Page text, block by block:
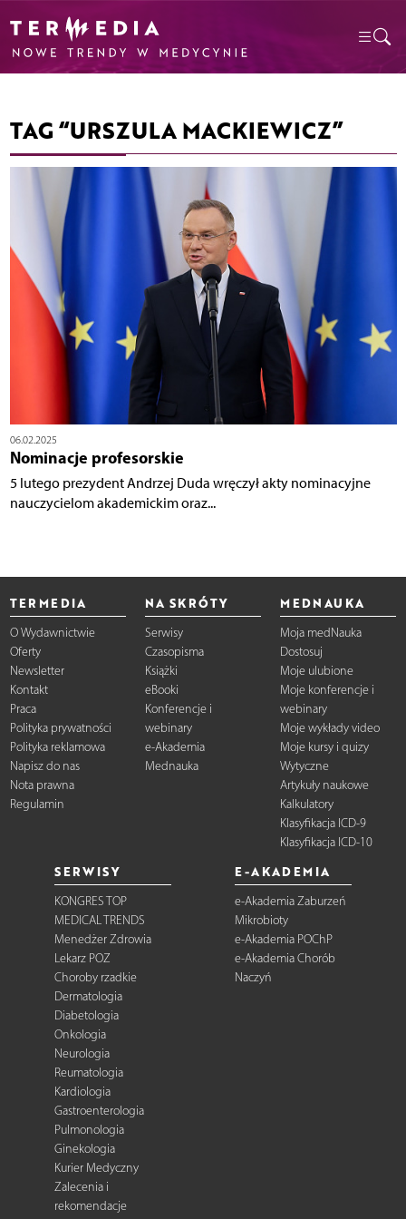
TAG “URSZULA MACKIEWICZ”
06.02.2025
Nominacje profesorskie
5 lutego prezydent Andrzej Duda wręczył akty nominacyjne
nauczycielom akademickim oraz...
TERMEDIA
O Wydawnictwie
Oferty
Newsletter
Kontakt
Praca
Polityka prywatności
Polityka reklamowa
Napisz do nas
Nota prawna
Regulamin
NA SKRÓTY
Serwisy
Czasopisma
Książki
eBooki
Konferencje i
webinary
e-Akademia
Mednauka
MEDNAUKA
Moja medNauka
Dostosuj
Moje ulubione
Moje konferencje i
webinary
Moje wykłady video
Moje kursy i quizy
Wytyczne
Artykuły naukowe
Kalkulatory
Klasyfikacja ICD-9
Klasyfikacja ICD-10
SERWISY
KONGRES TOP
MEDICAL TRENDS
Menedżer Zdrowia
Lekarz POZ
Choroby rzadkie
Dermatologia
Diabetologia
Onkologia
Neurologia
Reumatologia
Kardiologia
Gastroenterologia
Pulmonologia
Ginekologia
Kurier Medyczny
Zalecenia i
rekomendacje
E-AKADEMIA
e-Akademia Zaburzeń
Mikrobioty
e-Akademia POChP
e-Akademia Chorób
Naczyń